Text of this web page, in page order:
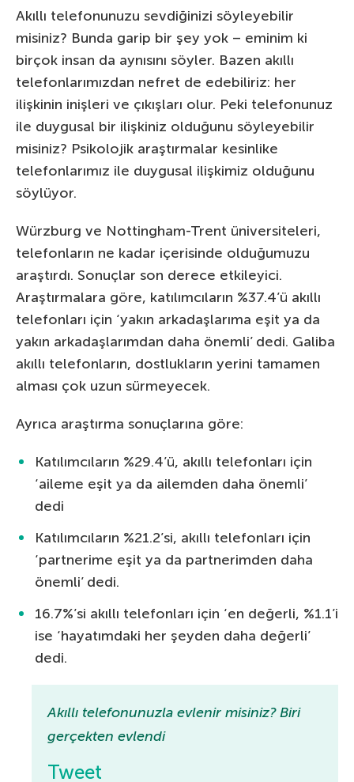
Akıllı telefonunuzu sevdiğinizi söyleyebilir
misiniz? Bunda garip bir şey yok – eminim ki
birçok insan da aynısını söyler. Bazen akıllı
telefonlarımızdan nefret de edebiliriz: her
ilişkinin inişleri ve çıkışları olur. Peki telefonunuz
ile duygusal bir ilişkiniz olduğunu söyleyebilir
misiniz? Psikolojik araştırmalar kesinlike
telefonlarımız ile duygusal ilişkimiz olduğunu
söylüyor.
Würzburg ve Nottingham-Trent üniversiteleri,
telefonların ne kadar içerisinde olduğumuzu
araştırdı. Sonuçlar son derece etkileyici.
Araştırmalara göre, katılımcıların %37.4’ü akıllı
telefonları için ‘yakın arkadaşlarıma eşit ya da
yakın arkadaşlarımdan daha önemli’ dedi. Galiba
akıllı telefonların, dostlukların yerini tamamen
alması çok uzun sürmeyecek.
Ayrıca araştırma sonuçlarına göre:
Katılımcıların %29.4’ü, akıllı telefonları için
‘aileme eşit ya da ailemden daha önemli’
dedi
Katılımcıların %21.2’si, akıllı telefonları için
‘partnerime eşit ya da partnerimden daha
önemli’ dedi.
16.7%’si akıllı telefonları için ‘en değerli, %1.1’i
ise ‘hayatımdaki her şeyden daha değerli’
dedi.
Akıllı telefonunuzla evlenir misiniz? Biri
gerçekten evlendi
Tweet